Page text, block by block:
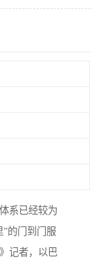
系已经较为
”的门到门服
记者，以巴